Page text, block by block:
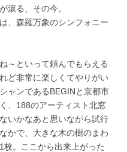
滾る、その今。
、森羅万象のシンフォニー
～といって頼んでもらえる
ど非常に楽しくてやりがい
ャンであるBEGINと京都市
、188のアーティスト北窓
いかなあと思いながら試行
かで、大きな木の樹のまわ
枚。ここから出来上がった